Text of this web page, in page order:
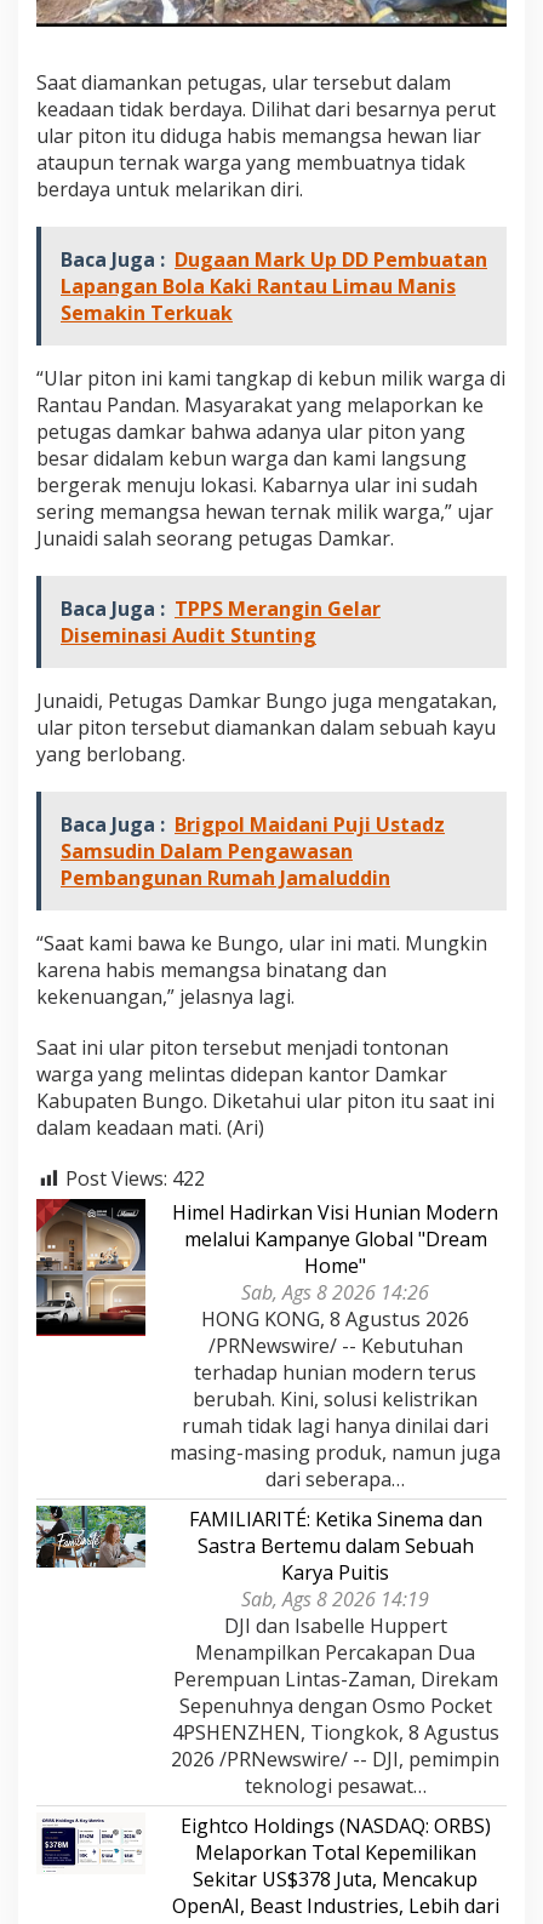
Saat diamankan petugas, ular tersebut dalam
keadaan tidak berdaya. Dilihat dari besarnya perut
ular piton itu diduga habis memangsa hewan liar
ataupun ternak warga yang membuatnya tidak
berdaya untuk melarikan diri.
Baca Juga : Dugaan Mark Up DD Pembuatan
Lapangan Bola Kaki Rantau Limau Manis
Semakin Terkuak
“Ular piton ini kami tangkap di kebun milik warga di
Rantau Pandan. Masyarakat yang melaporkan ke
petugas damkar bahwa adanya ular piton yang
besar didalam kebun warga dan kami langsung
bergerak menuju lokasi. Kabarnya ular ini sudah
sering memangsa hewan ternak milik warga,” ujar
Junaidi salah seorang petugas Damkar.
Baca Juga : TPPS Merangin Gelar
Diseminasi Audit Stunting
Junaidi, Petugas Damkar Bungo juga mengatakan,
ular piton tersebut diamankan dalam sebuah kayu
yang berlobang.
Baca Juga : Brigpol Maidani Puji Ustadz
Samsudin Dalam Pengawasan
Pembangunan Rumah Jamaluddin
“Saat kami bawa ke Bungo, ular ini mati. Mungkin
karena habis memangsa binatang dan
kekenuangan,” jelasnya lagi.
Saat ini ular piton tersebut menjadi tontonan
warga yang melintas didepan kantor Damkar
Kabupaten Bungo. Diketahui ular piton itu saat ini
dalam keadaan mati. (Ari)
Post Views: 422
Himel Hadirkan Visi Hunian Modern
melalui Kampanye Global "Dream
Home"
Sab, Ags 8 2026 14:26
HONG KONG, 8 Agustus 2026
/PRNewswire/ -- Kebutuhan
terhadap hunian modern terus
berubah. Kini, solusi kelistrikan
rumah tidak lagi hanya dinilai dari
masing-masing produk, namun juga
dari seberapa…
FAMILIARITÉ: Ketika Sinema dan
Sastra Bertemu dalam Sebuah
Karya Puitis
Sab, Ags 8 2026 14:19
DJI dan Isabelle Huppert
Menampilkan Percakapan Dua
Perempuan Lintas-Zaman, Direkam
Sepenuhnya dengan Osmo Pocket
4PSHENZHEN, Tiongkok, 8 Agustus
2026 /PRNewswire/ -- DJI, pemimpin
teknologi pesawat…
Eightco Holdings (NASDAQ: ORBS)
Melaporkan Total Kepemilikan
Sekitar US$378 Juta, Mencakup
OpenAI, Beast Industries, Lebih dari